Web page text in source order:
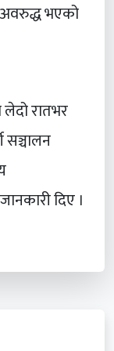
भएको
रातभर
दिए ।